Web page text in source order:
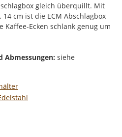
gleich überquillt. Mit
cm ist die ECM Abschlagbox
Kaffee-Ecken schlank genug um
Abmessungen: siehe